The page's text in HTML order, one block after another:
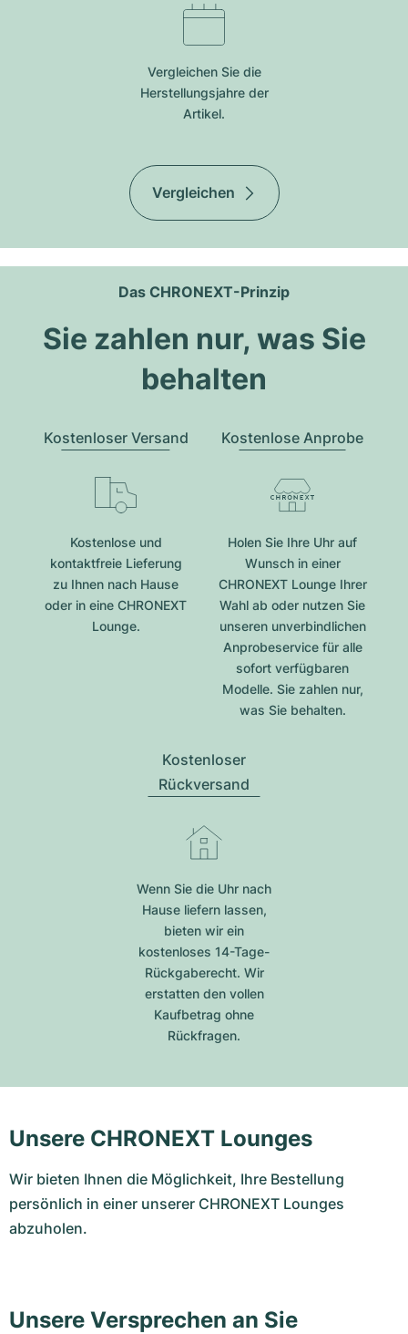
Vergleichen Sie die
Herstellungsjahre der
Artikel.
Vergleichen
Das CHRONEXT-Prinzip
Sie zahlen nur, was Sie
behalten
Kostenloser Versand
Kostenlose und
kontaktfreie Lieferung
zu Ihnen nach Hause
oder in eine CHRONEXT
Lounge.
Kostenlose Anprobe
Holen Sie Ihre Uhr auf
Wunsch in einer
CHRONEXT Lounge Ihrer
Wahl ab oder nutzen Sie
unseren unverbindlichen
Anprobeservice für alle
sofort verfügbaren
Modelle. Sie zahlen nur,
was Sie behalten.
Kostenloser
Rückversand
Wenn Sie die Uhr nach
Hause liefern lassen,
bieten wir ein
kostenloses 14-Tage-
Rückgaberecht. Wir
erstatten den vollen
Kaufbetrag ohne
Rückfragen.
Unsere CHRONEXT Lounges
Wir bieten Ihnen die Möglichkeit, Ihre Bestellung
persönlich in einer unserer CHRONEXT Lounges
abzuholen.
Unsere Versprechen an Sie